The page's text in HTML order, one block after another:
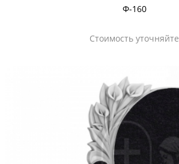
Ф-160
Стоимость уточняйте